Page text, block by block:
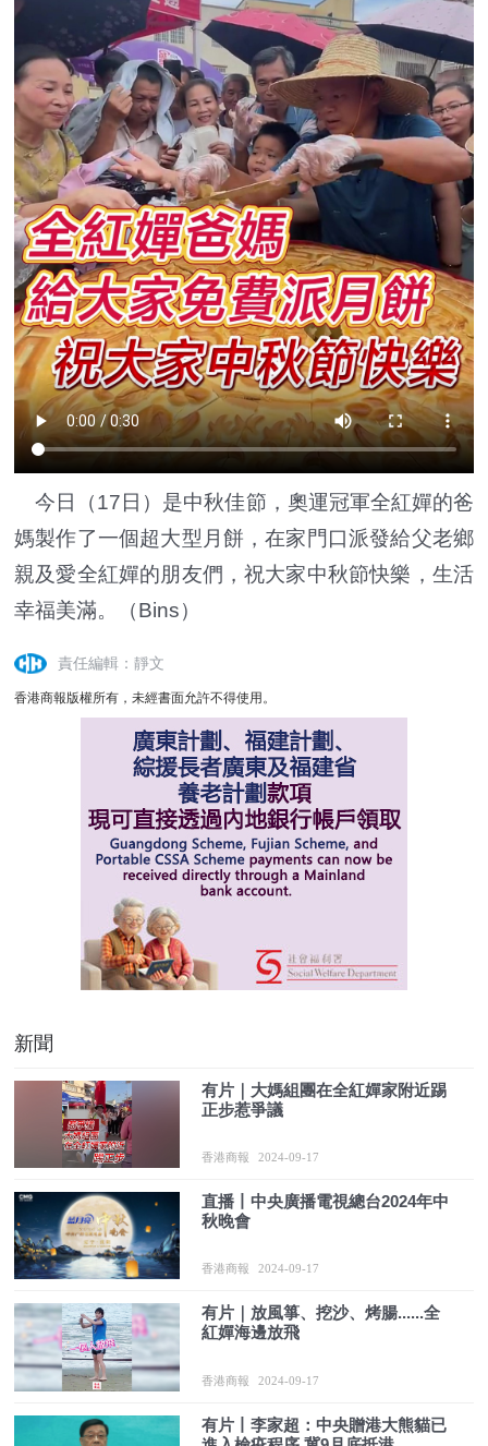
今日（17日）是中秋佳節，奧運冠軍全紅嬋的爸
媽製作了一個超大型月餅，在家門口派發給父老鄉
親及愛全紅嬋的朋友們，祝大家中秋節快樂，生活
幸福美滿。（Bins）
責任編輯：靜文
香港商報版權所有，未經書面允許不得使用。
新聞
有片｜大媽組團在全紅嬋家附近踢
正步惹爭議
香港商報 2024-09-17
直播丨中央廣播電視總台2024年中
秋晚會
香港商報 2024-09-17
有片｜放風箏、挖沙、烤腸......全
紅嬋海邊放飛
香港商報 2024-09-17
有片丨李家超：中央贈港大熊貓已